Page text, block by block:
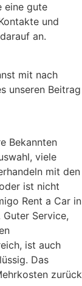
eine gute
und
an.
mit nach
unseren Beitrag
Bekannten
viele
mit den
ist nicht
Rent a Car in
Service,
ist auch
Das
zurück